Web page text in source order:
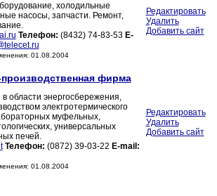
холодильные
насосы, запчасти. Ремонт,
Телефон: (8432) 74-83-53 E-
01.08.2004
Редактировать
Удалить
Добавить сайт
фирма
области энергосбережения,
электротермического
муфельных,
универсальных
печей.
Телефон: (0872) 39-03-22 E-mail:
01.08.2004
Редактировать
Удалить
Добавить сайт